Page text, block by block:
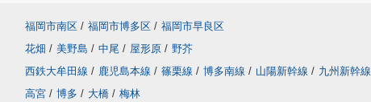
福岡市南区 / 福岡市博多区 / 福岡市早良区
花畑 / 美野島 / 中尾 / 屋形原 / 野芥
西鉄大牟田線 / 鹿児島本線 / 篠栗線 / 博多南線 / 山陽新幹線 / 九州新幹線
高宮 / 博多 / 大橋 / 梅林